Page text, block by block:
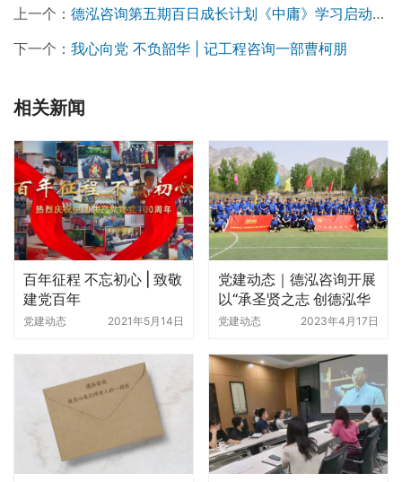
上一个： 德泓咨询第五期百日成长计划《中庸》学习启动大会圆满举行
下一个： 我心向党 不负韶华 | 记工程咨询一部曹柯朋
相关新闻
百年征程 不忘初心 | 致敬
建党百年
党建动态 2021年5月14日
党建动态｜德泓咨询开展
以“承圣贤之志 创德泓华
章”为主题的优秀中华文
党建动态 2023年4月17日